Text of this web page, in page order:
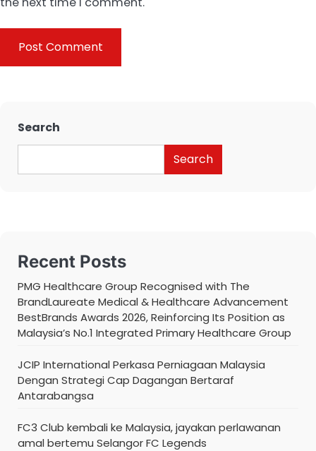
Search
Search
Recent Posts
PMG Healthcare Group Recognised with The
BrandLaureate Medical & Healthcare Advancement
BestBrands Awards 2026, Reinforcing Its Position as
Malaysia’s No.1 Integrated Primary Healthcare Group
JCIP International Perkasa Perniagaan Malaysia
Dengan Strategi Cap Dagangan Bertaraf
Antarabangsa
FC3 Club kembali ke Malaysia, jayakan perlawanan
amal bertemu Selangor FC Legends